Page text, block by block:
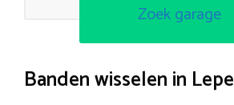
Zoek garage
Banden wisselen in